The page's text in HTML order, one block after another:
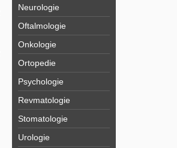
Neurologie
Oftalmologie
Onkologie
Ortopedie
Psychologie
Revmatologie
Stomatologie
Urologie